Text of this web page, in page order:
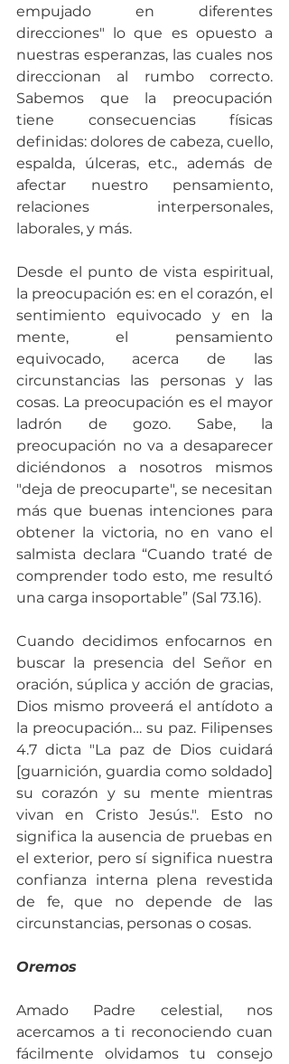
empujado en diferentes
direcciones" lo que es opuesto a
nuestras esperanzas, las cuales nos
direccionan al rumbo correcto.
Sabemos que la preocupación
tiene consecuencias físicas
definidas: dolores de cabeza, cuello,
espalda, úlceras, etc., además de
afectar nuestro pensamiento,
relaciones interpersonales,
laborales, y más.
Desde el punto de vista espiritual,
la preocupación es: en el corazón, el
sentimiento equivocado y en la
mente, el pensamiento
equivocado, acerca de las
circunstancias las personas y las
cosas. La preocupación es el mayor
ladrón de gozo. Sabe, la
preocupación no va a desaparecer
diciéndonos a nosotros mismos
"deja de preocuparte", se necesitan
más que buenas intenciones para
obtener la victoria, no en vano el
salmista declara “Cuando traté de
comprender todo esto, me resultó
una carga insoportable” (Sal 73.16).
Cuando decidimos enfocarnos en
buscar la presencia del Señor en
oración, súplica y acción de gracias,
Dios mismo proveerá el antídoto a
la preocupación… su paz. Filipenses
4.7 dicta "La paz de Dios cuidará
[guarnición, guardia como soldado]
su corazón y su mente mientras
vivan en Cristo Jesús.". Esto no
significa la ausencia de pruebas en
el exterior, pero sí significa nuestra
confianza interna plena revestida
de fe, que no depende de las
circunstancias, personas o cosas.
Oremos
Amado Padre celestial, nos
acercamos a ti reconociendo cuan
fácilmente olvidamos tu consejo